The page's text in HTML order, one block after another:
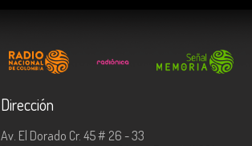
Dirección
Av. El Dorado Cr. 45 # 26 - 33